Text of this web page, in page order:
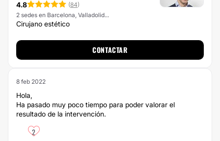
4.8 (84)
2 sedes en Barcelona, Valladolid...
Cirujano estético
CONTACTAR
8 feb 2022
Hola,
Ha pasado muy poco tiempo para poder valorar el
resultado de la intervención.
2